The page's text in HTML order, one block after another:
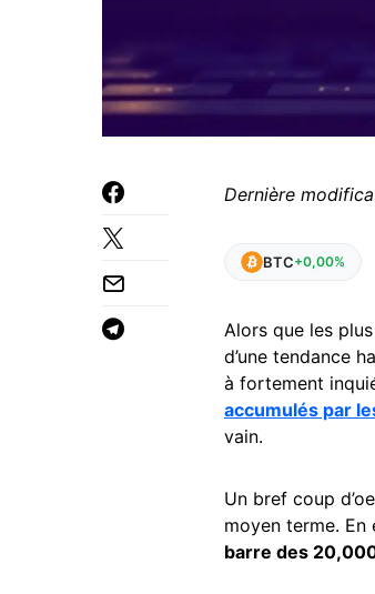
Dernière
BTC+0,00%
Alors que les
d’une tendance
à fortement
accumulés par
vain.
Un bref coup
moyen terme. En
barre des